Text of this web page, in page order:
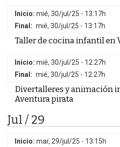
Inicio: mié, 30/jul/25 - 13:17h
Final: mié, 30/jul/25 - 13:17h
Taller de cocina infantil en
Inicio: mié, 30/jul/25 - 12:27h
Final: mié, 30/jul/25 - 12:27h
Divertalleres y animación
Aventura pirata
Jul / 29
Inicio: mar, 29/jul/25 - 13:15h